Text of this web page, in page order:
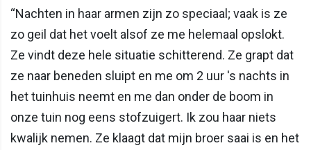
“Nachten in haar armen zijn zo speciaal; vaak is ze
zo geil dat het voelt alsof ze me helemaal opslokt.
Ze vindt deze hele situatie schitterend. Ze grapt dat
ze naar beneden sluipt en me om 2 uur 's nachts in
het tuinhuis neemt en me dan onder de boom in
onze tuin nog eens stofzuigert. Ik zou haar niets
kwalijk nemen. Ze klaagt dat mijn broer saai is en het